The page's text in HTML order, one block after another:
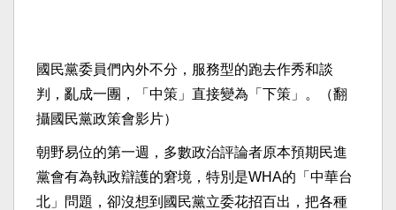
國民黨委員們內外不分，服務型的跑去作秀和談
判，亂成一團，「中策」直接變為「下策」。（翻
攝國民黨政策會影片）
朝野易位的第一週，多數政治評論者原本預期民進
黨會有為執政辯護的窘境，特別是WHA的「中華台
北」問題，卻沒想到國民黨立委花招百出，把各種